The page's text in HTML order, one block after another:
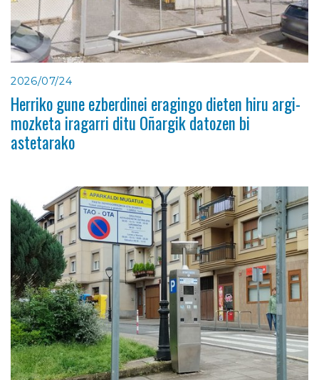
2026/07/24
Herriko gune ezberdinei eragingo dieten hiru argi-
mozketa iragarri ditu Oñargik datozen bi
astetarako